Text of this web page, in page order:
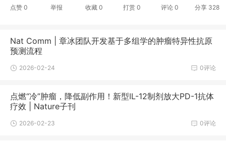
点赞 0 举报 收藏0 打赏 0 评论 0 分享 328
Nat Comm | 章冰团队开发基于多组学的肿瘤特异性抗原
预测流程
0评论
2026-02-24
点燃“冷”肿瘤，降低副作用！新型IL-12制剂放大PD-1抗体
疗效 | Nature子刊
0评论
2026-02-23